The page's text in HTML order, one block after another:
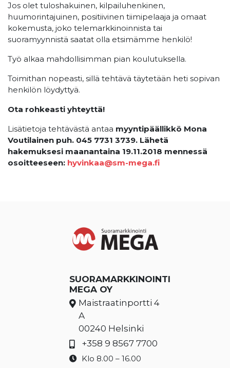
Jos olet tuloshakuinen, kilpailuhenkinen,
huumorintajuinen, positiivinen tiimipelaaja ja omaat
kokemusta, joko telemarkkinoinnista tai
suoramyynnistä saatat olla etsimämme henkilö!
Työ alkaa mahdollisimman pian koulutuksella.
Toimithan nopeasti, sillä tehtävä täytetään heti sopivan
henkilön löydyttyä.
Ota rohkeasti yhteyttä!
Lisätietoja tehtävästä antaa myyntipäällikkö Mona
Voutilainen puh. 045 7731 3739. Lähetä
hakemuksesi maanantaina 19.11.2018 mennessä
osoitteeseen: hyvinkaa@sm-mega.fi
SUORAMARKKINOINTI
MEGA OY
Maistraatinportti 4
A
00240 Helsinki
+358 9 8567 7700
Klo 8.00 – 16.00